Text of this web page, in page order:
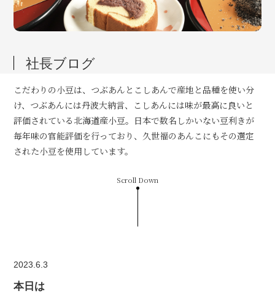
社長ブログ
こだわりの小豆は、つぶあんとこしあんで産地と品種を使い分
け、つぶあんには丹波大納言、こしあんには味が最高に良いと
評価されている北海道産小豆。日本で数名しかいない豆利きが
毎年味の官能評価を行っており、久世福のあんこにもその選定
された小豆を使用しています。
Scroll Down
2023.6.3
本日は